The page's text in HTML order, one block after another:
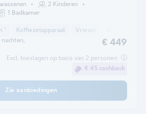
2 Kinderen
1 Badkamer
* Koffiezetapparaat Vriezer
€ 449
Excl. toeslagen op basis van 2 personen
€ 45 cashback
Zie aanbiedingen